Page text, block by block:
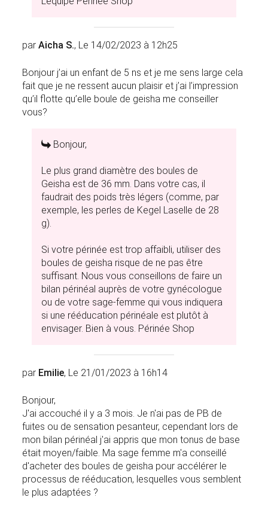
parAicha S., Le 14/02/2023 à 12h25
Bonjour j’ai un enfant de 5 ns et je me sens large cela
fait que je ne ressent aucun plaisir et j’ai l’impression
qu’il flotte qu’elle boule de geisha me conseiller
vous?
Bonjour,
Le plus grand diamètre des boules de
Geisha est de 36 mm. Dans votre cas, il
faudrait des poids très légers (comme, par
exemple, les perles de Kegel Laselle de 28
g).
Si votre périnée est trop affaibli, utiliser des
boules de geisha risque de ne pas être
suffisant. Nous vous conseillons de faire un
bilan périnéal auprès de votre gynécologue
ou de votre sage-femme qui vous indiquera
si une rééducation périnéale est plutôt à
envisager. Bien à vous. Périnée Shop
par Emilie, Le 21/01/2023 à 16h14
Bonjour,
J'ai accouché il y a 3 mois. Je n'ai pas de PB de
fuites ou de sensation pesanteur, cependant lors de
mon bilan périnéal j'ai appris que mon tonus de base
était moyen/faible. Ma sage femme m'a conseillé
d'acheter des boules de geisha pour accélérer le
processus de rééducation, lesquelles vous semblent
le plus adaptées ?